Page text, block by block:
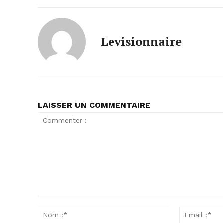
Levisionnaire
LAISSER UN COMMENTAIRE